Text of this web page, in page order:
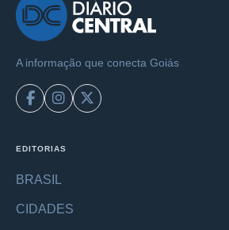
A informação que conecta Goiás
EDITORIAS
BRASIL
CIDADES